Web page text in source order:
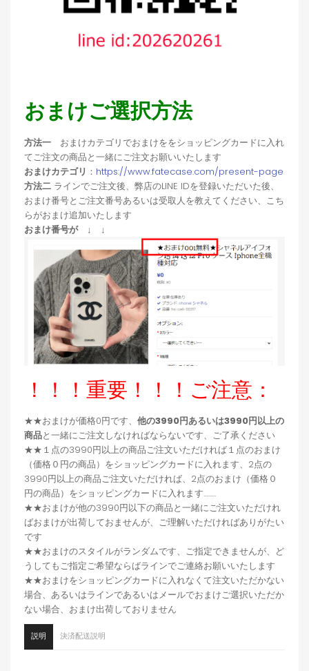
おまけご選択方法
方法一 おまけカテゴリでおまけををショッピングカードに入れ
てご注文の商品と一緒にご注文お願いいたします
おまけカテゴリ ： https://www.fatecase.com/present-page
方法二 ラインでご注文後、弊店のLINE IDを登録いただいた後、
おまけ番号とご注文番号あるいは受取人を教えてください、こち
らがおまけ追加いたします
おまけ番号が ↓ ↓
！！！重要！！！ご注意：
★★おまけが価格0円です、 他の3990円あるいは3990円以上の
商品と一緒にご注文しなければならないです、ご了承ください
★★１点の3990円以上の商品ご注文いただければ１点のおまけ
（価格０円の商品）をショッピングカードに入れます、2点の
3990円以上の商品ご注文いただければ、2点のおまけ（価格０
円の商品）をショッピングカードに入れます.........
★★おまけが他の3990円以下の商品と一緒にご注文いただけれ
ばおまけが出荷しておませんが、ご理解いただければありがたい
です
★★おまけのスタイルがランダムです、ご指定できませんが、ど
うしてもご指定ご希望ならばラインでご連絡お願いいたします
★★おまけをショッピングカードに入れなくて注文いただかない
場合、あるいはラインであるいはメールでおまけご選択いただか
ない場合、おまけ出荷しておりません
説明 決済配送説明